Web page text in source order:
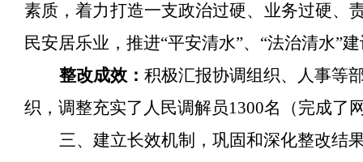
素质，着力打造一支政治过硬、业务过硬、
民安居乐业，推进“平安清水”、“法治清水”
整改成效： 积极汇报协调组织、人事等
织，调整充实了人民调解员1300名（完成了
三、建立长效机制，巩固和深化整改结